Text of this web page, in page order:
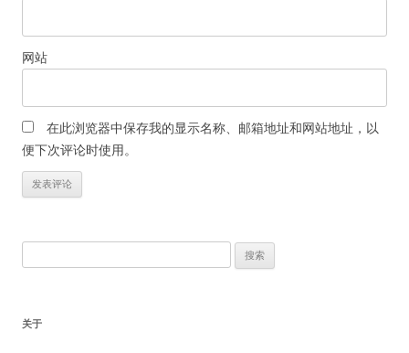
网站
在此浏览器中保存我的显示名称、邮箱地址和网站地址，以
便下次评论时使用。
关于